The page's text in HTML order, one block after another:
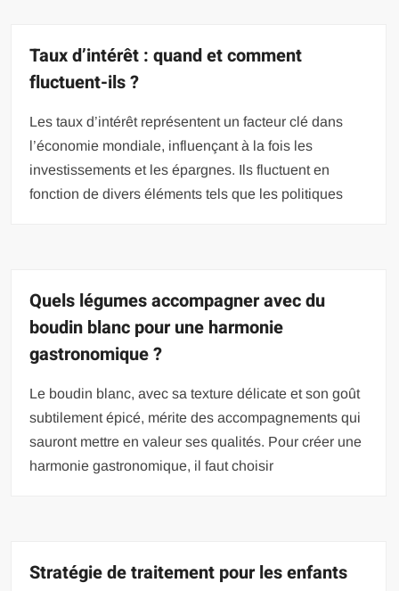
Taux d’intérêt : quand et comment
fluctuent-ils ?
Les taux d’intérêt représentent un facteur clé dans
l’économie mondiale, influençant à la fois les
investissements et les épargnes. Ils fluctuent en
fonction de divers éléments tels que les politiques
Quels légumes accompagner avec du
boudin blanc pour une harmonie
gastronomique ?
Le boudin blanc, avec sa texture délicate et son goût
subtilement épicé, mérite des accompagnements qui
sauront mettre en valeur ses qualités. Pour créer une
harmonie gastronomique, il faut choisir
Stratégie de traitement pour les enfants